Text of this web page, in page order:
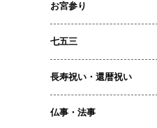
お宮参り
七五三
長寿祝い・還暦祝い
仏事・法事